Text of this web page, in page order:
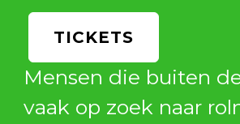
TICKETS
Mensen die buiten
vaak op zoek naar